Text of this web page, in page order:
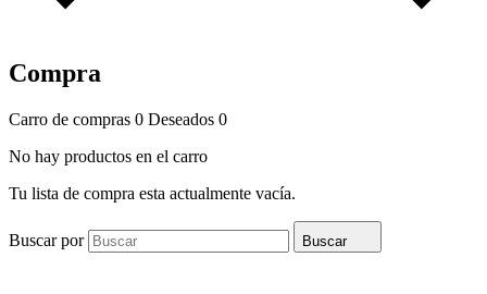
Compra
Carro de compras 0 Deseados 0
No hay productos en el carro
Tu lista de compra esta actualmente vacía.
Buscar por Buscar